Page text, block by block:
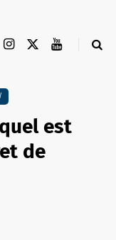
est
de